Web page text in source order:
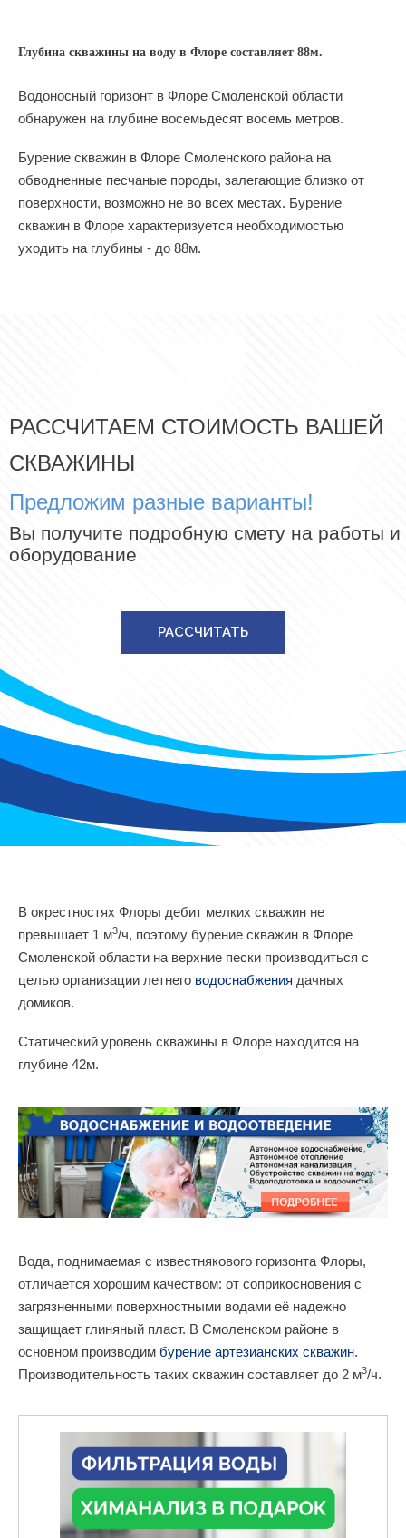
Глубина скважины на воду в Флоре составляет 88м.
Водоносный горизонт в Флоре Смоленской области
обнаружен на глубине восемьдесят восемь метров.
Бурение скважин в Флоре Смоленского района на
обводненные песчаные породы, залегающие близко от
поверхности, возможно не во всех местах. Бурение
скважин в Флоре характеризуется необходимостью
уходить на глубины - до 88м.
РАССЧИТАЕМ СТОИМОСТЬ ВАШЕЙ
СКВАЖИНЫ
Предложим разные варианты!
Вы получите подробную смету на работы и
оборудование
РАССЧИТАТЬ
В окрестностях Флоры дебит мелких скважин не
превышает 1 м3/ч, поэтому бурение скважин в Флоре
Смоленской области на верхние пески производиться с
целью организации летнего водоснабжения дачных
домиков.
Статический уровень скважины в Флоре находится на
глубине 42м.
Вода, поднимаемая с известнякового горизонта Флоры,
отличается хорошим качеством: от соприкосновения с
загрязненными поверхностными водами её надежно
защищает глиняный пласт. В Смоленском районе в
основном производим бурение артезианских скважин.
Производительность таких скважин составляет до 2 м3/ч.